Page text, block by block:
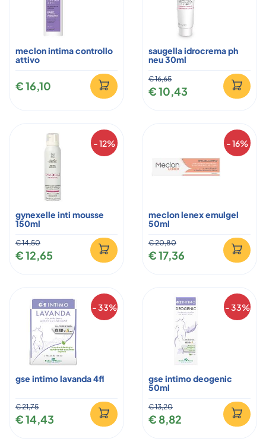
meclon intima controllo
attivo
€ 16,10
saugella idrocrema ph
neu 30ml
€ 16,65
€ 10,43
- 12%
gynexelle inti mousse
150ml
€ 14,50
€ 12,65
- 16%
meclon lenex emulgel
50ml
€ 20,80
€ 17,36
- 33%
gse intimo lavanda 4fl
€ 21,75
€ 14,43
- 33%
gse intimo deogenic
50ml
€ 13,20
€ 8,82